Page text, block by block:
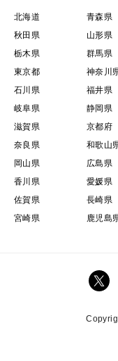
北海道 青森県
秋田県
山形県
栃木県
群馬県
東京都
神奈川
石川県
福井県
岐阜県
静岡県
滋賀県
京都府
奈良県
和歌山
岡山県
広島県
香川県
愛媛県
佐賀県
長崎県
宮崎県
鹿児島